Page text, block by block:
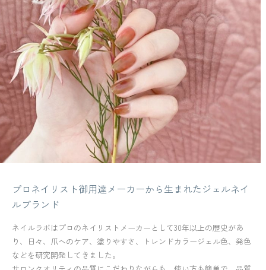
プロネイリスト御用達メーカーから生まれたジェルネイ
ルブランド
ネイルラボはプロのネイリストメーカーとして30年以上の歴史があ
り、日々、爪へのケア、塗りやすさ、トレンドカラージェル色、発色
などを研究開発してきました。